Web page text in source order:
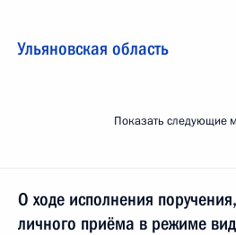
Ульяновская область
Показать следующие
О ходе исполнения
личного приёма в режиме